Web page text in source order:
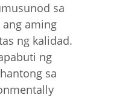
sa
ang aming
ng kalidad.
ng
sa